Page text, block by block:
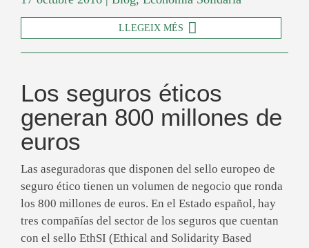
LLEGEIX MÉS
Los seguros éticos
generan 800 millones de
euros
Las aseguradoras que disponen del sello europeo de
seguro ético tienen un volumen de negocio que ronda
los 800 millones de euros. En el Estado español, hay
tres compañías del sector de los seguros que cuentan
con el sello EthSI (Ethical and Solidarity Based